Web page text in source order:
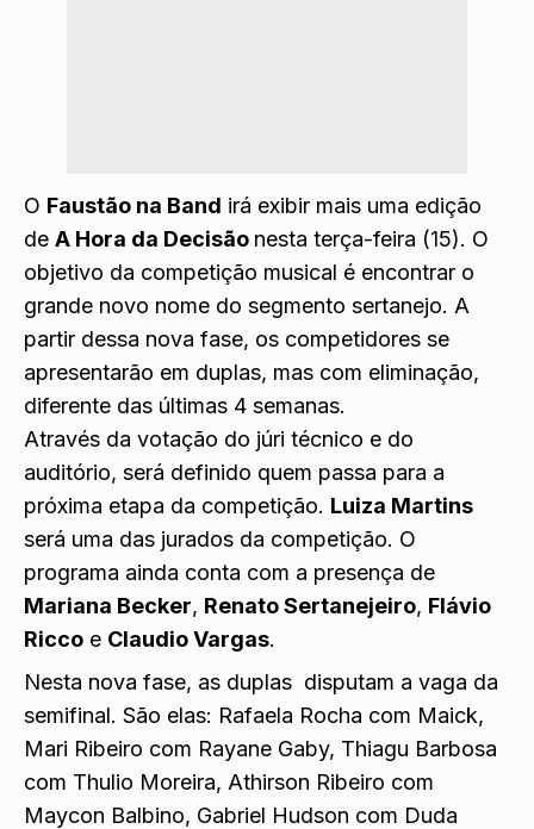
O Faustão na Band irá exibir mais uma edição
de A Hora da Decisão nesta terça-feira (15). O
objetivo da competição musical é encontrar o
grande novo nome do segmento sertanejo. A
partir dessa nova fase, os competidores se
apresentarão em duplas, mas com eliminação,
diferente das últimas 4 semanas.
Através da votação do júri técnico e do
auditório, será definido quem passa para a
próxima etapa da competição. Luiza Martins
será uma das jurados da competição. O
programa ainda conta com a presença de
Mariana Becker, Renato Sertanejeiro, Flávio
Ricco e Claudio Vargas.
Nesta nova fase, as duplas disputam a vaga da
semifinal. São elas: Rafaela Rocha com Maick,
Mari Ribeiro com Rayane Gaby, Thiagu Barbosa
com Thulio Moreira, Athirson Ribeiro com
Maycon Balbino, Gabriel Hudson com Duda